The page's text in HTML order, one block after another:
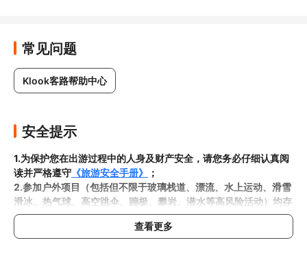
常见问题
Klook客路帮助中心
安全提示
1.为保护您在出游过程中的人身及财产安全，请您务必仔细认真阅
读并严格遵守 《旅游安全手册》
；
2.参加户外项目（包括但不限于玻璃栈道、漂流、水上运动、滑雪
滑冰、热气球、高空跳伞、蹦极、攀岩、潜水等高风险活动）均存
在一定风险，请您在参与相应项目之前充分了解《安全防护指
，在结合自身身体真实状况、年龄等情况并充分参考当地相关
查看更多